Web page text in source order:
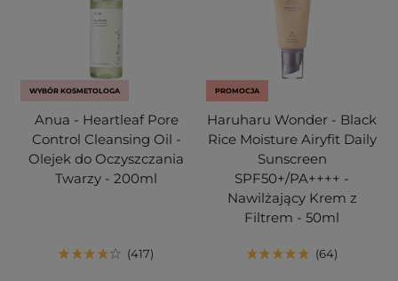
WYBÓR KOSMETOLOGA
Anua - Heartleaf Pore
Control Cleansing Oil -
Olejek do Oczyszczania
Twarzy - 200ml
417
PROMOCJA
Haruharu Wonder - Black
Rice Moisture Airyfit Daily
Sunscreen
SPF50+/PA++++ -
Nawilżający Krem z
Filtrem - 50ml
64